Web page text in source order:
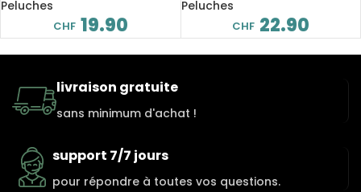
Peluches
CHF 19.90
22 cm
Peluches
CHF 22.90
livraison gratuite
sans minimum d'achat !
support 7/7 jours
pour répondre à toutes vos questions.